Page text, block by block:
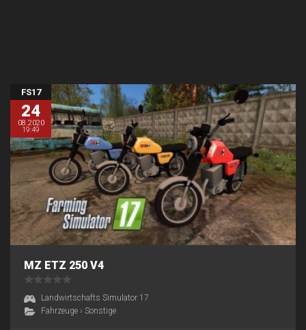
FS17
24
08.2020
19:49
MZ ETZ 250 V4
Landwirtschafts Simulator 17
Fahrzeuge › Sonstige